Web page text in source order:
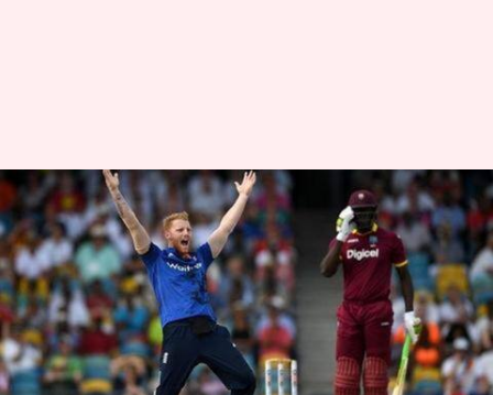
विश्व कप 2019: इंग्लैंड और
वेस्टइंडीज की होगी टक्कर, जानिए
पिच रिपोर्ट और आंकड़े
लेखन Neeraj Pandey Jun 13, 2019 04:31 pm
क्या है खबर?